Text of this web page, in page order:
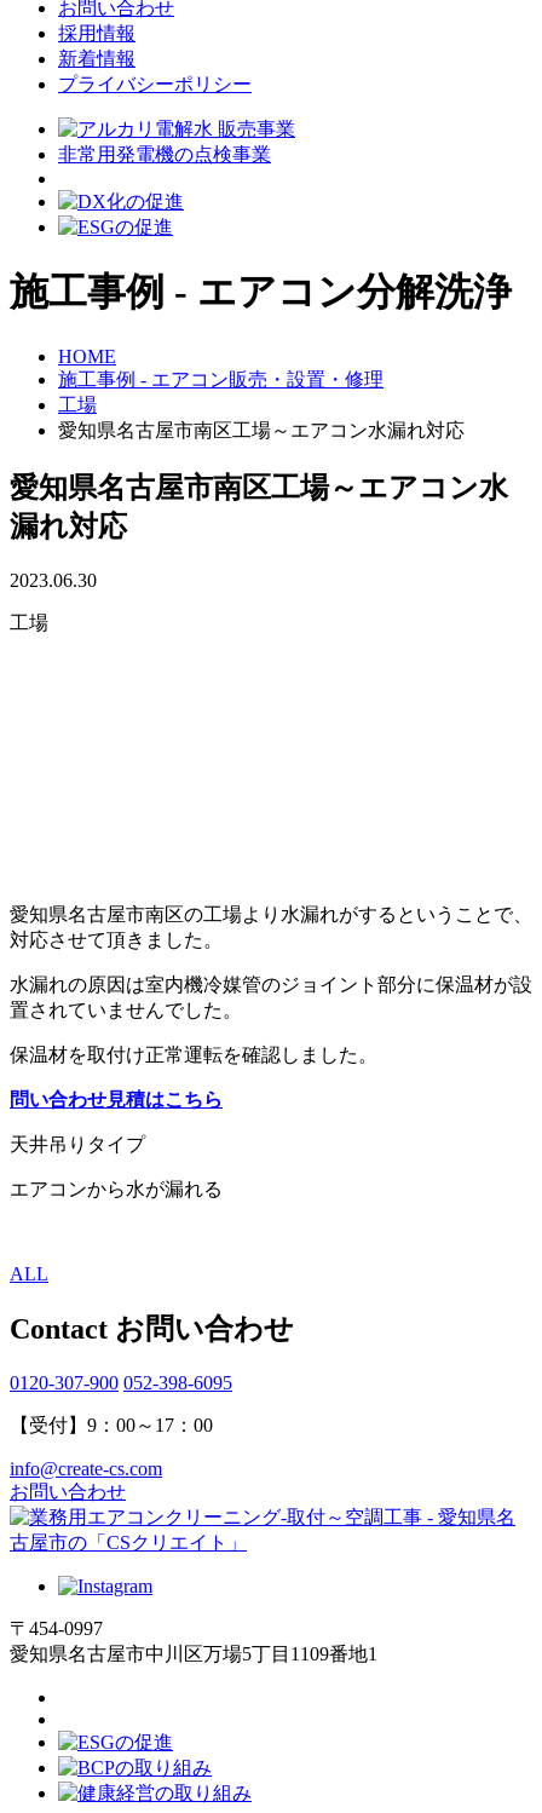
お問い合わせ
採用情報
新着情報
プライバシーポリシー
非常用発電機の点検事業
施工事例 - エアコン分解洗浄
HOME
施工事例 - エアコン販売・設置・修理
工場
愛知県名古屋市南区工場～エアコン水漏れ対応
愛知県名古屋市南区工場～エアコン水
漏れ対応
2023.06.30
工場
愛知県名古屋市南区の工場より水漏れがするということで、
対応させて頂きました。
水漏れの原因は室内機冷媒管のジョイント部分に保温材が設
置されていませんでした。
保温材を取付け正常運転を確認しました。
問い合わせ見積はこちら
天井吊りタイプ
エアコンから水が漏れる
ALL
Contact お問い合わせ
0120-307-900 052-398-6095
【受付】9：00～17：00
info@create-cs.com
お問い合わせ
〒454-0997
愛知県名古屋市中川区万場5丁目1109番地1